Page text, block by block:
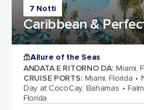
7 Notti
Caribbean &
Allure of the Seas
ANDATA E RITORNO DA: Miami,
CRUISE PORTS: Miami, Florida
Day at CocoCay, Bahamas
Florida